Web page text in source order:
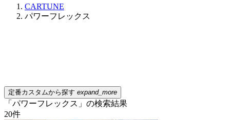
CARTUNE
パワーフレックス
定番カスタムから探す expand_more
「パワーフレックス」の検索結果
20件